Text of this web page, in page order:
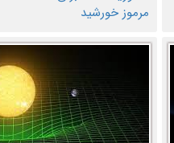
مرموز خورشید